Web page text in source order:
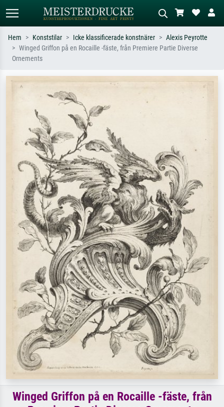
t.ex. Monet, Stjärnenatt,
impressionism, Hokusai-våg, naken.
abstrakt med mycket rött, mörk
Hem Konststilar Icke klassificerade konstnärer
Alexis Peyrotte
Winged Griffon på en Rocaille -fäste, från Premiere Partie Diverse
Ornements
Winged Griffon på en Rocaille -fäste, från